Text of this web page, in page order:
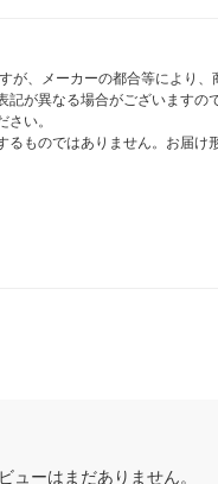
、メーカーの都合等により
が異なる場合がございます
い。
ものではありません。お届
ューはまだありません。